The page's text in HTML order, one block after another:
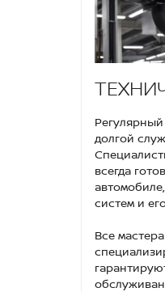
долгой
всегда
систем и
Все